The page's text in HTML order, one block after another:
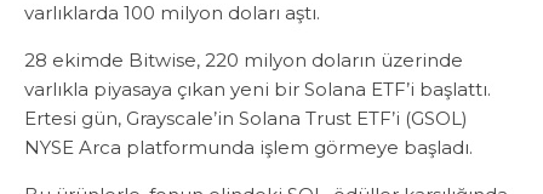
varlıklarda 100 milyon doları aştı.
28 ekimde Bitwise, 220 milyon doların üzerinde
varlıkla piyasaya çıkan yeni bir Solana ETF’i başlattı.
Ertesi gün, Grayscale’in Solana Trust ETF’i (GSOL)
NYSE Arca platformunda işlem görmeye başladı.